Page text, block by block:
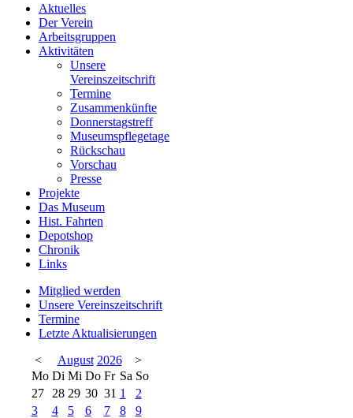
Aktuelles
Der Verein
Arbeitsgruppen
Aktivitäten
Unsere
Vereinszeitschrift
Termine
Zusammenkünfte
Donnerstagstreff
Museumspflegetage
Rückschau
Vorschau
Presse
Projekte
Das Museum
Hist. Fahrten
Depotshop
Chronik
Links
Mitglied werden
Unsere Vereinszeitschrift
Termine
Letzte Aktualisierungen
<
August 2026
>
Mo Di Mi Do Fr Sa So
27
28 29 30 31 1
2
3
4 5 6 7 8
9